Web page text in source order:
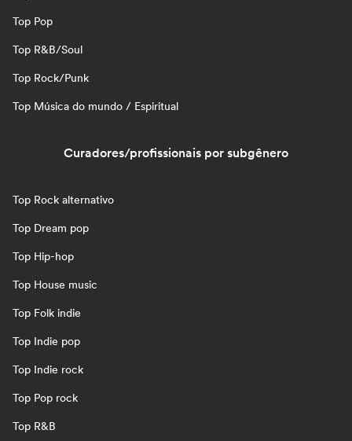
Top Pop
Top R&B/Soul
Top Rock/Punk
Top Música do mundo / Espiritual
Curadores/profissionais por subgênero
Top Rock alternativo
Top Dream pop
Top Hip-hop
Top House music
Top Folk indie
Top Indie pop
Top Indie rock
Top Pop rock
Top R&B